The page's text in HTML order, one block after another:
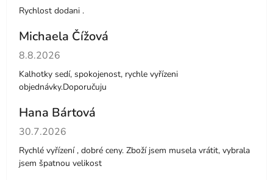
Rychlost dodani .
Michaela Čížová
Hodnocení obchodu je 5 z 5 hvězdiček.
8.8.2026
Kalhotky sedí, spokojenost, rychle vyřízeni
objednávky.Doporučuju
Hana Bártová
Hodnocení obchodu je 4 z 5 hvězdiček.
30.7.2026
Rychlé vyřízení , dobré ceny. Zboží jsem musela vrátit, vybrala
jsem špatnou velikost